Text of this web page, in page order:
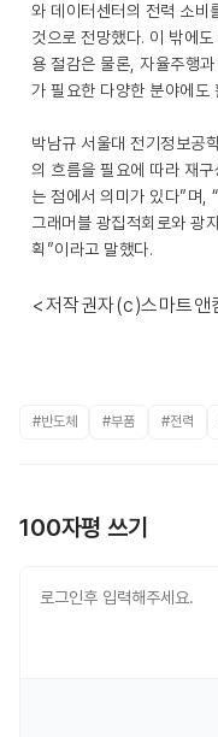
와 데이터센터의 전력 소비
것으로 전망했다. 이 밖에
용 절감은 물론, 자율주행
가 필요한 다양한 분야에도
박남규 서울대 전기정보공
의 흐름을 필요에 따라 재
는 점에서 의미가 있다”며,
그래머블 광집적회로와 광
획”이라고 말했다.
<저작권자(c)스마트앤
#반도체 #부품 #전력
100자평 쓰기